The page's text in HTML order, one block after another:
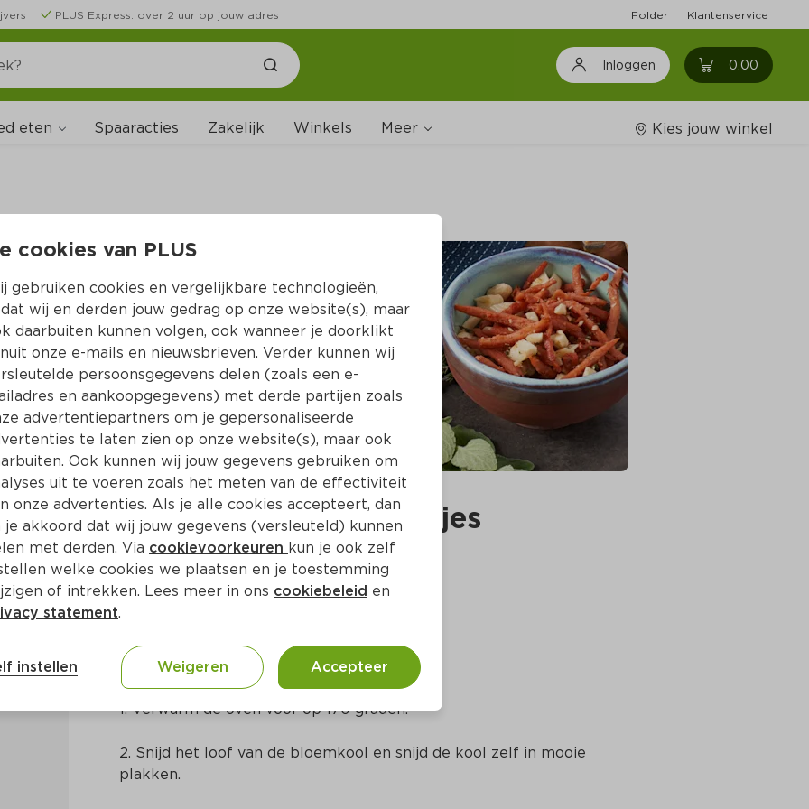
PLUS Express: over 2 uur op jouw adres Folder Klantenservice
Inloggen 0.00 0
eten Spaaracties Zakelijk Winkels Meer
Wijnshop
Boodschappenlijstjes
Kies jouw winkel
met gebakken radijsjes
30 Min Mediterraans
Bereidingswijze
1. Verwarm de oven voor op 170 graden.
2. Snijd het loof van de bloemkool en snijd de kool zelf in mooie
plakken.
cookies van PLUS
gebruiken cookies en vergelijkbare technologieën,
wij en derden jouw gedrag op onze website(s), maar
daarbuiten kunnen volgen, ook wanneer je doorklikt
onze e-mails en nieuwsbrieven. Verder kunnen wij
persoonsgegevens delen (zoals een e-
en aankoopgegevens) met derde partijen zoals
advertentiepartners om je gepersonaliseerde
te laten zien op onze website(s), maar ook
Ook kunnen wij jouw gegevens gebruiken om
uit te voeren zoals het meten van de effectiviteit
onze advertenties. Als je alle cookies accepteert, dan
je akkoord dat wij jouw gegevens (versleuteld) kunnen
met derden. Via cookievoorkeuren kun je ook zelf
welke cookies we plaatsen en je toestemming
of intrekken. Lees meer in ons cookiebeleid en
statement.
instellen Weigeren Accepteer